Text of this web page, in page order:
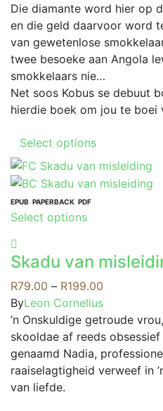
Die diamante word hier op
en die geld daarvoor word
van gewetenlose
twee besoeke aan Angola
smokkelaars nie…
Net soos Kobus se debuut
hierdie boek om jou te
Select options
has
multiple
may
be
the
product
page
EPUB PAPERBACK PDF
Select optionsThis
multiple
variants.
The
options
may
be
chosen
Skadu van
R79.00 – R199.00
range:
R79.00
through
R199.00
ByLeon Cornelius
’n Onskuldige getroude
skooldae af reeds obsessief
genaamd Nadia,
raaiselagtigheid verweef in
van liefde.